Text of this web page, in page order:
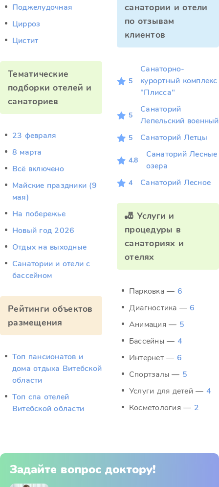
Поджелудочная
Цирроз
Цистит
Тематические
подборки отелей и
санаториев
23 февраля
8 марта
Всё включено
Майские праздники (9
мая)
На побережье
Новый год 2026
Отдых на выходные
Санатории и отели с
бассейном
Рейтинги объектов
размещения
Топ пансионатов и
дома отдыха Витебской
области
Топ спа отелей
Витебской области
санатории и отели
по отзывам
клиентов
5
Санаторно-
курортный комплекс
"Плисса"
5
Санаторий
Лепельский военный
5 Санаторий Летцы
4.8
Санаторий Лесные
озера
4 Санаторий Лесное
🎳 Услуги и
процедуры в
санаториях и
отелях
Парковка — 6
Диагностика —6
Анимация — 5
Бассейны — 4
Интернет — 6
Спортзалы — 5
Услуги для детей — 4
Косметология — 2
Задайте вопрос доктору!